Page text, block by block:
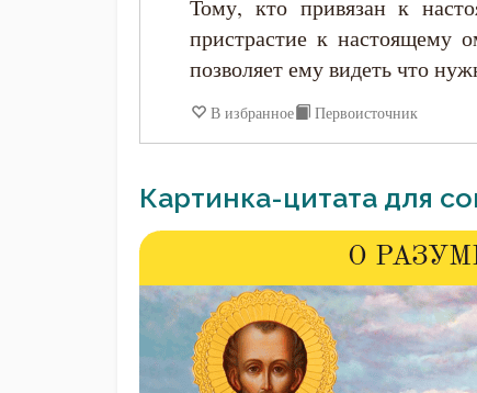
Тому, кто привязан к
пристрастие к настоящему
позволяет ему видеть что
В избранное Первоисточник
Картинка-цитата для